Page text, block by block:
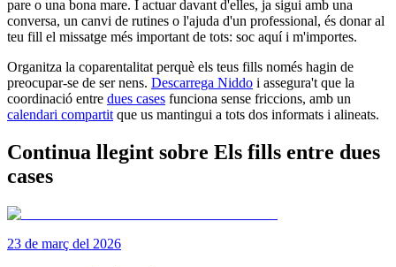
pare o una bona mare. I actuar davant d'elles, ja sigui amb una
conversa, un canvi de rutines o l'ajuda d'un professional, és donar al
teu fill el missatge més important de tots: soc aquí i m'importes.
Organitza la coparentalitat perquè els teus fills només hagin de
preocupar-se de ser nens. Descarrega Niddo i assegura't que la
coordinació entre dues cases funciona sense friccions, amb un
calendari compartit que us mantingui a tots dos informats i alineats.
Continua llegint sobre Els fills entre dues
cases
23 de març del 2026